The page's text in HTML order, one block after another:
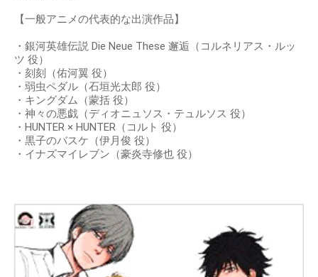
【一般アニメの代表的な出演作品】
・銀河英雄伝説 Die Neue These 邂逅（コルネリアス・ルッ
ツ 役）
・刻刻（佑河翼 役）
・弱虫ペダル（石垣光太郎 役）
・キングダム（蒙括 役）
・神々の悪戯（ディオニュソス・テュルソス 役）
・HUNTER × HUNTER（コルト 役）
・黒子のバスケ（伊月俊 役）
・イナズマイレブン（豪炎寺修也 役）